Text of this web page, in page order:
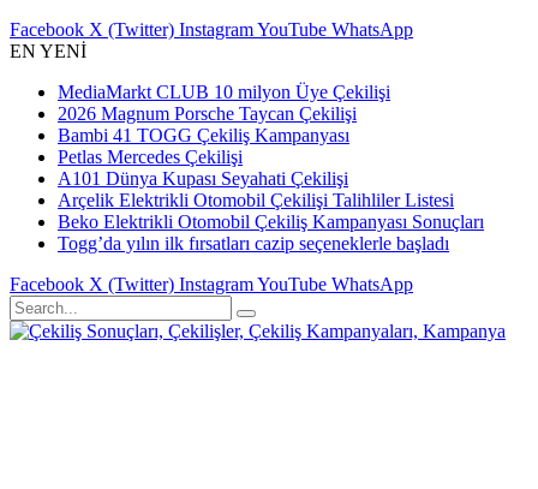
Facebook X (Twitter) InstagramYouTube WhatsApp
EN YENİ
MediaMarkt CLUB 10 milyon Üye Çekilişi
2026 Magnum Porsche Taycan Çekilişi
Bambi 41 TOGG Çekiliş Kampanyası
Petlas Mercedes Çekilişi
A101 Dünya Kupası Seyahati Çekilişi
Arçelik Elektrikli Otomobil Çekilişi Talihliler Listesi
Beko Elektrikli Otomobil Çekiliş Kampanyası Sonuçları
Togg’da yılın ilk fırsatları cazip seçeneklerle başladı
Facebook X (Twitter) InstagramYouTube WhatsApp